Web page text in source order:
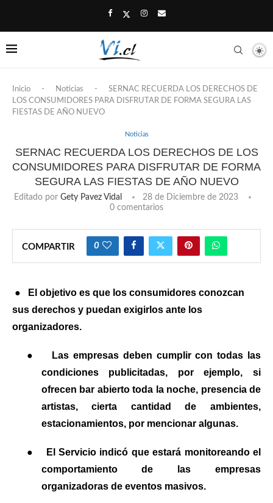
Inicio - Noticias -
SERNAC RECUERDA LOS DERECHOS DE
LOS CONSUMIDORES PARA DISFRUTAR DE FORMA SEGURA LAS
FIESTAS DE AÑO NUEVO
Noticias
SERNAC RECUERDA LOS DERECHOS DE LOS
CONSUMIDORES PARA DISFRUTAR DE FORMA
SEGURA LAS FIESTAS DE AÑO NUEVO
Editado por Gety Pavez Vidal
28 de Diciembre de 2023
0 comentarios
COMPARTIR 0
●
El objetivo es que los consumidores conozcan
sus derechos y puedan exigirlos ante los
organizadores.
●
Las empresas deben cumplir con todas las
condiciones publicitadas, por ejemplo, si
ofrecen bar abierto toda la noche, presencia de
artistas, cierta cantidad de ambientes,
estacionamientos, por mencionar algunas.
●
El Servicio indicó que estará monitoreando el
comportamiento de las empresas
organizadoras de eventos masivos.